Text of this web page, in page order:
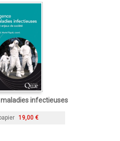
infectieuses
19,00 €